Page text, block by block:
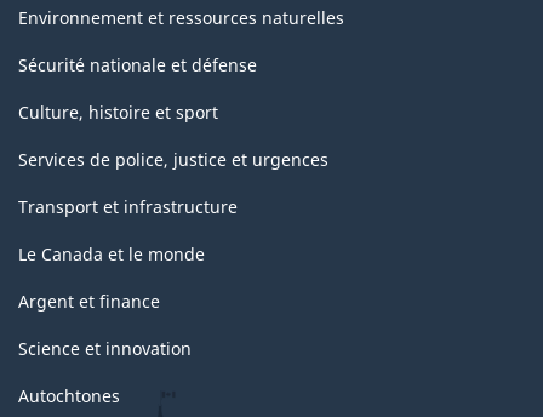
Environnement et ressources naturelles
Sécurité nationale et défense
Culture, histoire et sport
Services de police, justice et urgences
Transport et infrastructure
Le Canada et le monde
Argent et finance
Science et innovation
Autochtones